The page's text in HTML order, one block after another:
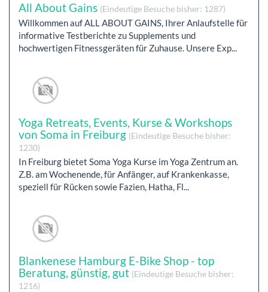
All About Gains (Eindeutige Besuche bisher: 1287)
Willkommen auf ALL ABOUT GAINS, Ihrer Anlaufstelle für
informative Testberichte zu Supplements und
hochwertigen Fitnessgeräten für Zuhause. Unsere Exp...
Yoga Retreats, Events, Kurse & Workshops
von Soma in Freiburg (Eindeutige Besuche bisher:
1230)
In Freiburg bietet Soma Yoga Kurse im Yoga Zentrum an.
Z.B. am Wochenende, für Anfänger, auf Krankenkasse,
speziell für Rücken sowie Fazien, Hatha, Fl...
Blankenese Hamburg E-Bike Shop - top
Beratung, günstig, gut (Eindeutige Besuche bisher:
1216)